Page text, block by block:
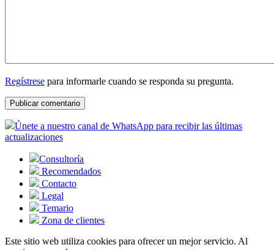
Regístrese para informarle cuando se responda su pregunta.
Únete a nuestro canal de WhatsApp para recibir las últimas
actualizaciones
Consultoría
Recomendados
Contacto
Legal
Temario
Zona de clientes
Este sitio web utiliza cookies para ofrecer un mejor servicio. Al